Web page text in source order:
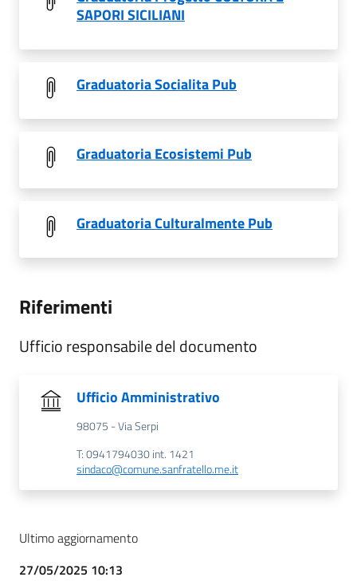
SAPORI SICILIANI
Graduatoria Socialita Pub
Graduatoria Ecosistemi Pub
Graduatoria Culturalmente Pub
Riferimenti
Ufficio responsabile del documento
Ufficio Amministrativo
98075 - Via Serpi
T: 0941794030 int. 1421
sindaco@comune.sanfratello.me.it
Ultimo aggiornamento
27/05/2025 10:13